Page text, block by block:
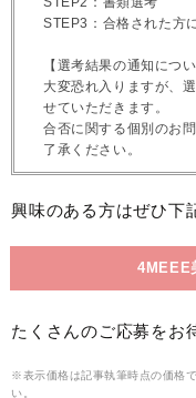
STEP3：合格された方
【選考結果の通知につい
大変恐れ入りますが、
せていただきます。
合否に関する個別のお
了承ください。
興味のある方はぜひ下
4MEEE
たくさんのご応募をお
※表示価格は記事執筆時点の価格
い。